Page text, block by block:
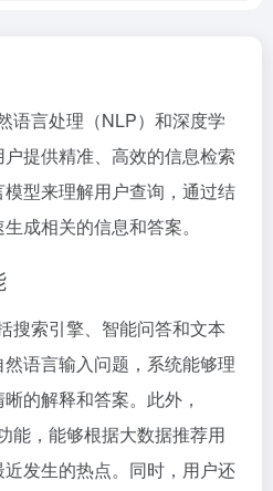
语言处理（NLP）和深度学
提供精准、高效的信息检索
型来理解用户查询，通过结
成相关的信息和答案。
搜索引擎、智能问答和文本
语言输入问题，系统能够理
的解释和答案。此外，
能，能够根据大数据推荐用
发生的热点。同时，用户还